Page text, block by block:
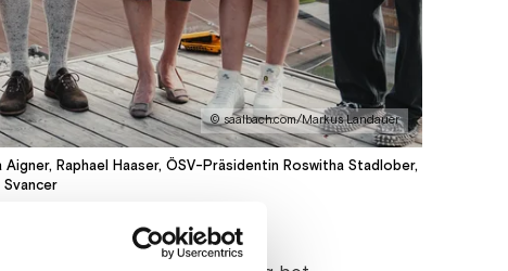
© saalbach.com/Markus Landauer
Raphael Haaser, ÖSV-Präsidentin Roswitha Stadlober,